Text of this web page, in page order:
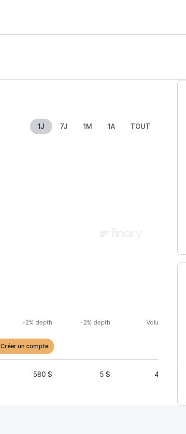
1J 7J 1M 1A TOUT
+2% depth -2% depth Volume (24h)
Créer un compte
580 $ 5 $ 40 655 $